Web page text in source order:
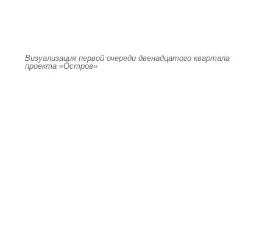
Визуализация первой очереди двенадцатого квартала
проекта «Остров»